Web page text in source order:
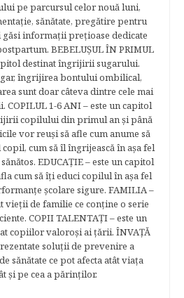
pe parcursul celor nouă luni,
sănătate, pregătire pentru
găsi informaţii preţioase dedicate
BEBELUŞUL ÎN PRIMUL
destinat îngrijirii sugarului.
îngrijirea bontului ombilical,
sunt doar câteva dintre cele mai
COPILUL 1-6 ANI – este un capitol
copilului din primul an şi până
vor reuşi să afle cum anume să
cum să îl îngrijească în aşa fel
EDUCAŢIE – este un capitol
cum să îţi educi copilul în aşa fel
şcolare sigure. FAMILIA –
vieţii de familie ce conţine o serie
COPII TALENTAŢI – este un
copiilor valoroși ai țării. ÎNVAŢĂ
soluţii de prevenire a
sănătate ce pot afecta atât viaţa
şi pe cea a părinţilor.